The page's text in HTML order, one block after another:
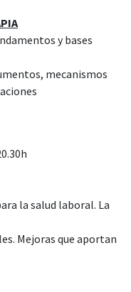
y bases
mecanismos
la salud laboral. La
Mejoras que aportan